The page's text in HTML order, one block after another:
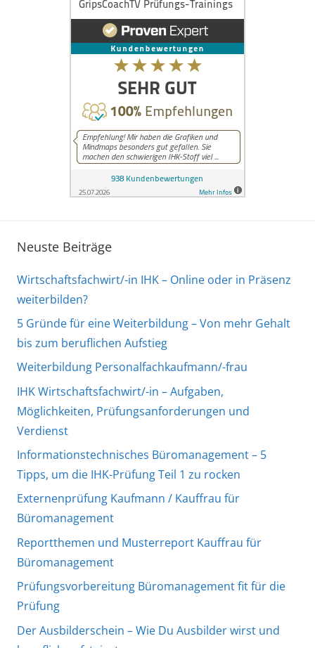
Neuste Beiträge
Wirtschaftsfachwirt/-in IHK – Online oder in Präsenz
weiterbilden?
5 Gründe für eine Weiterbildung – Von mehr Gehalt
bis zum beruflichen Aufstieg
Weiterbildung Personalfachkaufmann/-frau
IHK Wirtschaftsfachwirt/-in – Aufgaben,
Möglichkeiten, Prüfungsanforderungen und
Verdienst
Informationstechnisches Büromanagement – 5
Tipps, um die IHK-Prüfung Teil 1 zu rocken
Externenprüfung Kaufmann / Kauffrau für
Büromanagement
Reportthemen und Musterreport Kauffrau für
Büromanagement
Prüfungsvorbereitung Büromanagement fit für die
Prüfung
Der Ausbilderschein – Wie Du Ausbilder wirst und